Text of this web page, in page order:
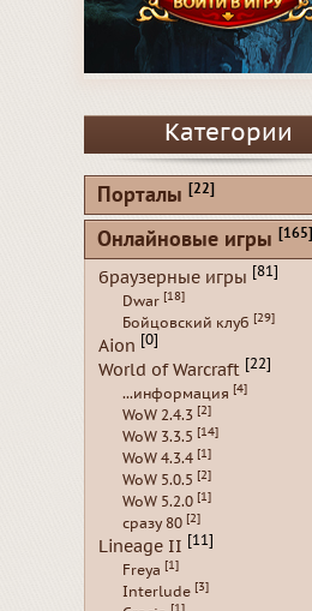
Категории
Порталы [22]
Онлайновые игры [165]
браузерные игры [81]
Dwar [18]
Бойцовский клуб [29]
Aion [0]
World of Warcraft [22]
...информация [4]
WoW 2.4.3 [2]
WoW 3.3.5 [14]
WoW 4.3.4 [1]
WoW 5.0.5 [2]
WoW 5.2.0 [1]
сразу 80 [2]
Lineage II [11]
Freya [1]
Interlude [3]